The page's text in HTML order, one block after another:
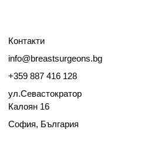
Контакти
info@breastsurgeons.bg
+359 887 416 128
ул.Севастократор
Калоян 16
София, България